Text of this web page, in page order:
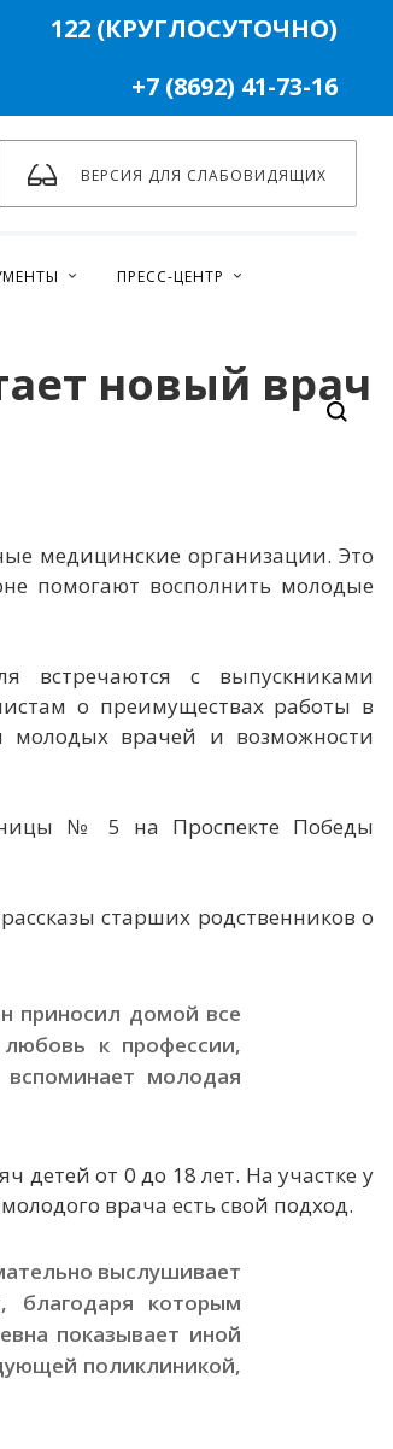
новый врач
медицинские организации. Это
помогают восполнить молодые
встречаются с выпускниками
о преимуществах работы в
молодых врачей и возможности
№ 5 на Проспекте Победы
старших родственников о
приносил домой все
к профессии,
молодая
детей от 0 до 18 лет. На участке у
врача есть свой подход.
выслушивает
благодаря которым
показывает иной
поликлиникой,
122 (КРУГЛОСУТОЧНО)
+7 (8692) 41-73-16
ВЕРСИЯ ДЛЯ СЛАБОВИДЯЩИХ
ПРЕСС-ЦЕНТР